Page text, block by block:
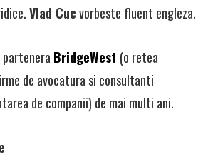
Vlad Cucvorbeste fluent engleza.
BridgeWest (o retea
de avocatura si consultanti
de companii) de mai multi ani.